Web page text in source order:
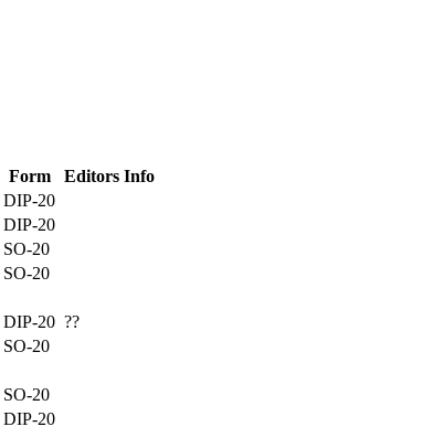
Form
Editors Info
DIP-20
DIP-20
SO-20
SO-20
DIP-20 ??
SO-20
SO-20
DIP-20